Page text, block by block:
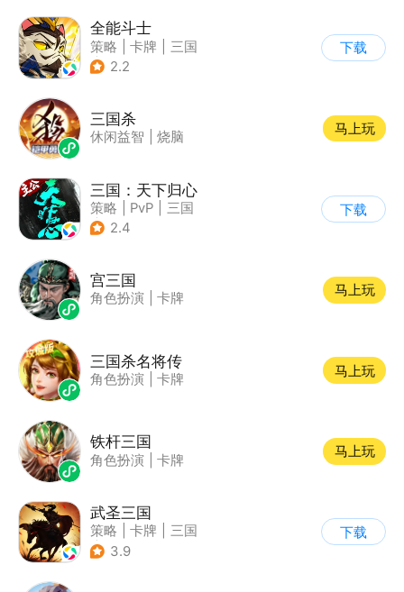
全能斗士
策略 卡牌
三国
| 萌系
2.2
下载
三国杀
休闲益智 烧脑
马上玩
三国：天下归心
策略 PvP
三国
| SLG
2.4
下载
宫三国
角色扮演 卡牌
马上玩
三国杀名将传
角色扮演 卡牌
马上玩
铁杆三国
角色扮演 卡牌
马上玩
武圣三国
策略 卡牌
三国
| 中国风
3.9
下载